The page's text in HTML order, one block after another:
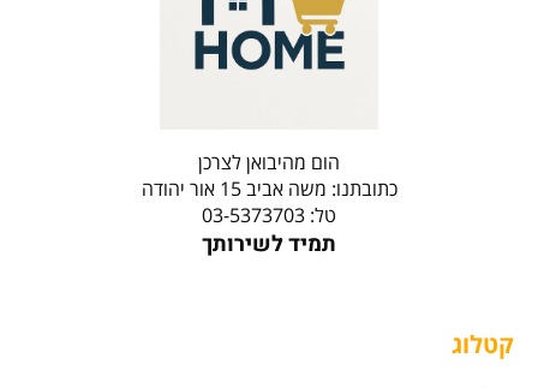
הום מהיבואן לצרכן
כתובתנו: משה אביב 15 אור יהודה
טל: 03-5373703
תמיד לשירותך
קטלוג